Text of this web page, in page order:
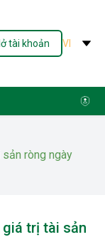
tài khoản VI
ròng ngày
giá trị tài sản